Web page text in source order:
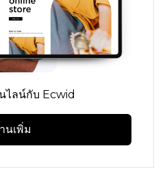
ไลน์กับ Ecwid
นเพิ่ม